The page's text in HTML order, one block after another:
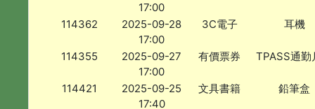
17:00
114362
2025-09-28
17:00
3C電子 耳機
114355
2025-09-27
17:00
有價票券 TPASS通勤
114421
2025-09-25
17:40
文具書籍 鉛筆盒